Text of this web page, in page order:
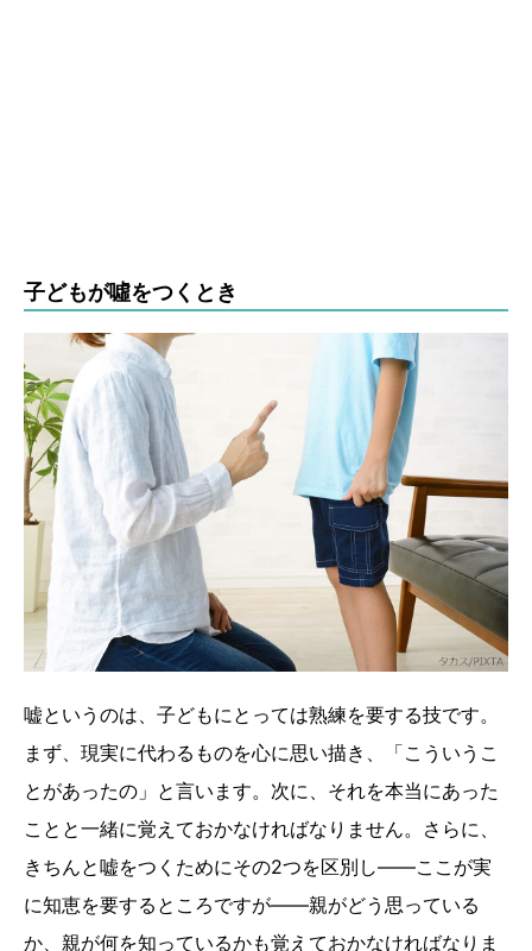
子どもが噓をつくとき
嘘というのは、子どもにとっては熟練を要する技です。
まず、現実に代わるものを心に思い描き、「こういうこ
とがあったの」と言います。次に、それを本当にあった
ことと一緒に覚えておかなければなりません。さらに、
きちんと嘘をつくためにその2つを区別し――ここが実
に知恵を要するところですが――親がどう思っている
か、親が何を知っているかも覚えておかなければなりま